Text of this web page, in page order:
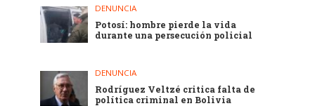
DENUNCIA
Potosí: hombre pierde la vida
durante una persecución policial
DENUNCIA
Rodríguez Veltzé critica falta de
política criminal en Bolivia